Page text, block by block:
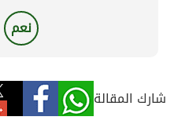
نعم
شارك المقالة